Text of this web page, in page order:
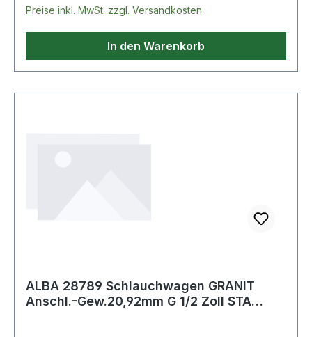
Preise inkl. MwSt. zzgl. Versandkosten
In den Warenkorb
ALBA 28789 Schlauchwagen GRANIT
Anschl.-Gew.20,92mm G 1/2 Zoll STA